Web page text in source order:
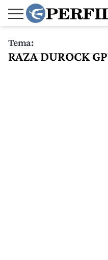
Tema:
RAZA DUROCK GP